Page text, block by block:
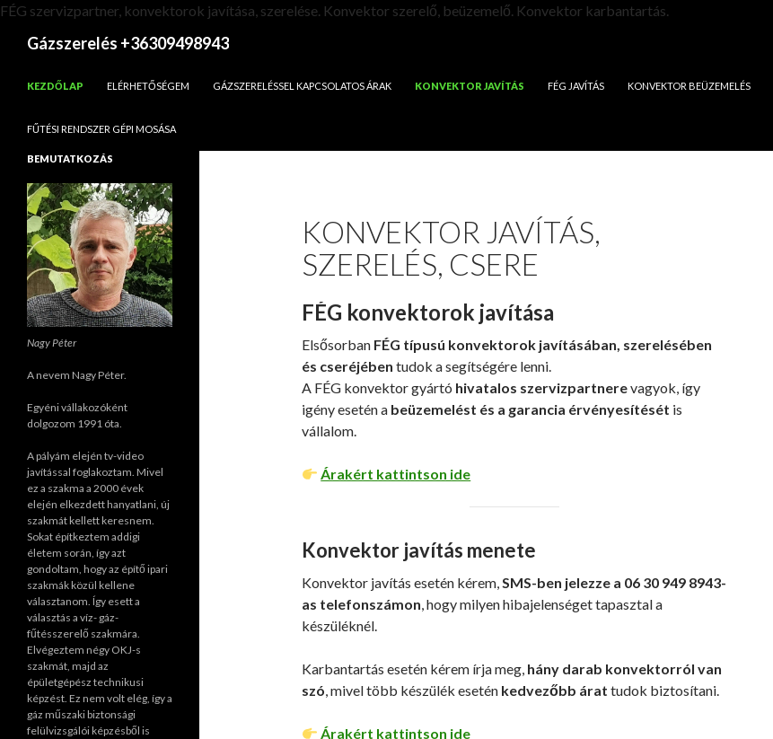
FÉG szervizpartner, konvektorok javítása, szerelése. Konvektor szerelő, beüzemelő. Konvektor karbantartás.
Gázszerelés +36309498943
KEZDŐLAP
ELÉRHETŐSÉGEM GÁZSZERELÉSSEL KAPCSOLATOS ÁRAK KONVEKTOR JAVÍTÁS FÉG JAVÍTÁS KONVEKTOR BEÜZEMELÉS
FŰTÉSI RENDSZER GÉPI MOSÁSA
KONVEKTOR JAVÍTÁS,
SZERELÉS, CSERE
FÉG konvektorok javítása
Elsősorban FÉG típusú konvektorok javításában, szerelésében
és cseréjében tudok a segítségére lenni.
A FÉG konvektor gyártó hivatalos szervizpartnerevagyok, így
igény esetén a beüzemelést és a garancia érvényesítését is
vállalom.
Árakért kattintson ide
Konvektor javítás menete
Konvektor javítás esetén kérem,SMS-ben jelezze a 06 30 949 8943-
as telefonszámon, hogy milyen hibajelenséget tapasztal a
készüléknél.
Karbantartás esetén kérem írja meg, hány darab konvektorról van
szó, mivel több készülék esetén kedvezőbb árat tudok biztosítani.
Árakért kattintson ide
BEMUTATKOZÁS
Nagy Péter
A nevem Nagy Péter.
Egyéni vállakozóként
dolgozom 1991 óta.
A pályám elején tv-video
javítással foglakoztam. Mivel
ez a szakma a 2000 évek
elején elkezdett hanyatlani, új
szakmát kellett keresnem.
Sokat építkeztem addigi
életem során, így azt
gondoltam, hogy az építő ipari
szakmák közül kellene
választanom. Így esett a
választás a víz- gáz-
fűtésszerelő szakmára.
Elvégeztem négy OKJ-s
szakmát, majd az
épületgépész technikusi
képzést. Ez nem volt elég, így a
gáz műszaki biztonsági
felülvizsgálói képzésből is